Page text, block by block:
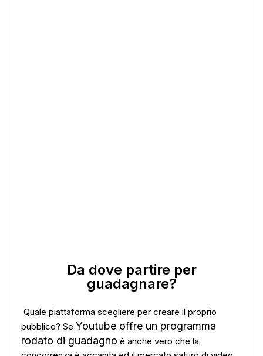
Da dove partire per
guadagnare?
Quale piattaforma scegliere per creare il proprio
pubblico? Se Youtube offre un programma
rodato di guadagno è anche vero che la